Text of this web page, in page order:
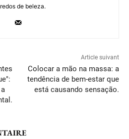
de beleza.
Article suivant
Colocar a mão na massa: a
tendência de bem-estar que
está causando sensação.